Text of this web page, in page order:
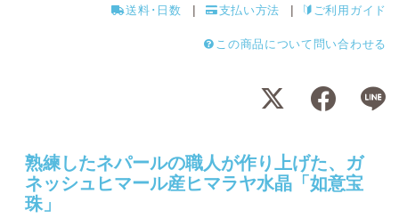
送料･日数 支払い方法 ご利用ガイド
この商品について問い合わせる
熟練したネパールの職人が作り上げた、ガ
ネッシュヒマール産ヒマラヤ水晶「如意宝
珠」